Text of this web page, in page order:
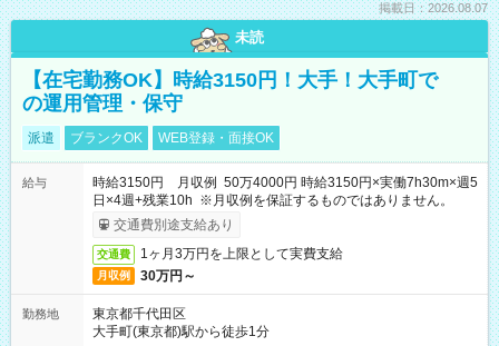
掲載日：2026.08.07
未読
【在宅勤務OK】時給3150円！大手！大手町で
の運用管理・保守
派遣 ブランクOK WEB登録・面接OK
給与
時給3150円 月収例 50万4000円 時給3150円×実働7h30m×週5
日×4週+残業10h ※月収例を保証するものではありません。
交通費別途支給あり
交通費 1ヶ月3万円を上限として実費支給
月収例 30万円～
勤務地
東京都千代田区
大手町(東京都)駅から徒歩1分